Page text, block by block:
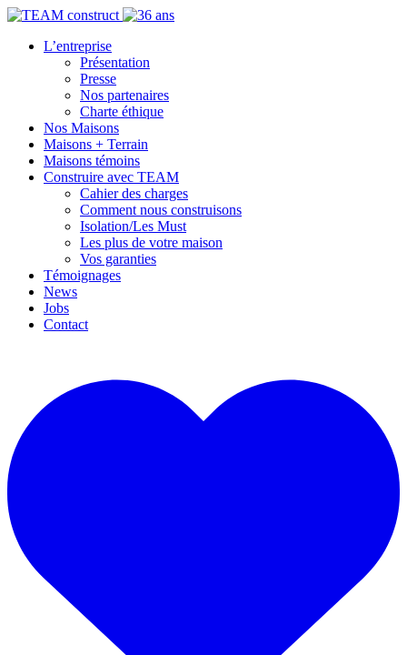
L’entreprise
Présentation
Presse
Nos partenaires
Charte éthique
Nos Maisons
Maisons + Terrain
Maisons témoins
Construire avec TEAM
Cahier des charges
Comment nous construisons
Isolation/Les Must
Les plus de votre maison
Vos garanties
Témoignages
News
Jobs
Contact